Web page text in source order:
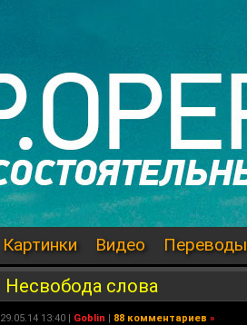
Картинки Видео Переводы
Несвобода слова
29.05.14 13:40 | Goblin | 88 комментариев »